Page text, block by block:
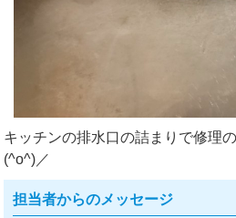
キッチンの排水口の詰まりで修理
(^o^)／
担当者からのメッセージ